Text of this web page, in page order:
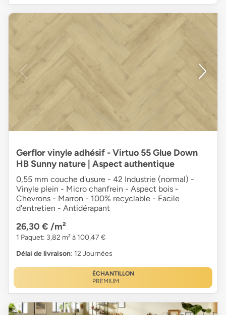
Gerflor vinyle adhésif - Virtuo 55 Glue Down
HB Sunny nature | Aspect authentique
0,55 mm couche d'usure - 42 Industrie (normal) -
Vinyle plein - Micro chanfrein - Aspect bois -
Chevrons - Marron - 100% recyclable - Facile
d'entretien - Antidérapant
26,30 € /m²
1 Paquet: 3,82 m² à 100,47 €
Délai de livraison: 12 Journées
ÉCHANTILLON
PREMIUM